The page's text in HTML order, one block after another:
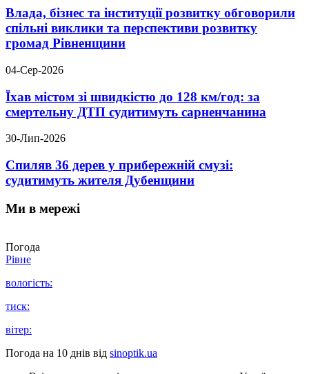
Влада, бізнес та інституції розвитку обговорили
спільні виклики та перспективи розвитку
громад Рівненщини
04-Сер-2026
Їхав містом зі швидкістю до 128 км/год: за
смертельну ДТП судитимуть сарненчанина
30-Лип-2026
Спиляв 36 дерев у прибережній смузі:
судитимуть жителя Дубенщини
Ми в мережі
Погода
Рівне
вологість:
тиск:
вітер:
Погода на 10 днів від sinoptik.ua